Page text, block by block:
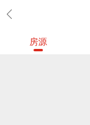
房源